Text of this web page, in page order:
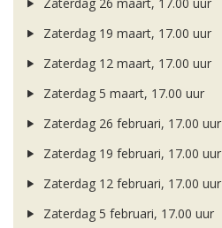
Zaterdag 26 maart, 17.00 uur
Zaterdag 19 maart, 17.00 uur
Zaterdag 12 maart, 17.00 uur
Zaterdag 5 maart, 17.00 uur
Zaterdag 26 februari, 17.00 uur
Zaterdag 19 februari, 17.00 uur
Zaterdag 12 februari, 17.00 uur
Zaterdag 5 februari, 17.00 uur